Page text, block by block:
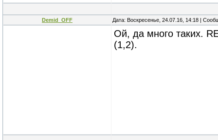
Demid_OFF Дата: Воскресенье, 24.07.16, 14:18 |
Ой, да много таких.
(1,2).